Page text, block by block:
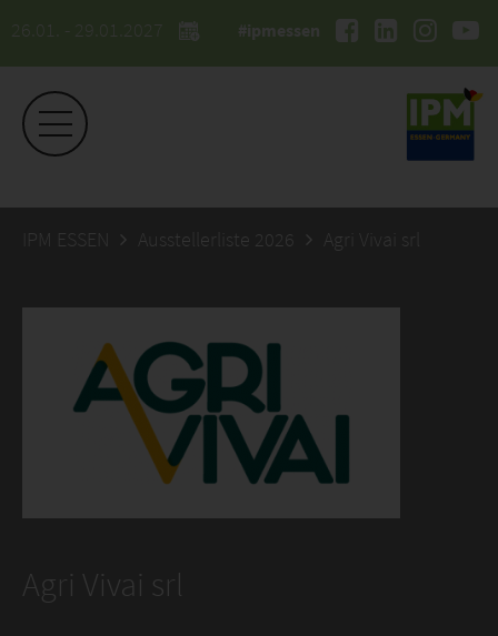
26.01. - 29.01.2027 #ipmessen
IPM ESSEN Ausstellerliste 2026 Agri Vivai srl
Agri Vivai srl